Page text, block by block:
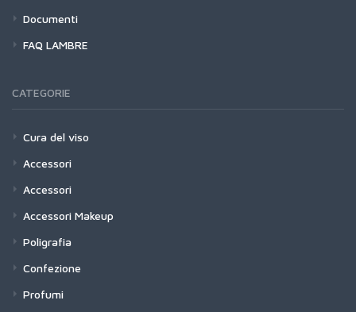
Documenti
FAQ LAMBRE
CATEGORIE
Cura del viso
Accessori
Accessori
Accessori Makeup
Poligrafia
Confezione
Profumi